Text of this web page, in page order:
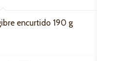
encurtido 190 g